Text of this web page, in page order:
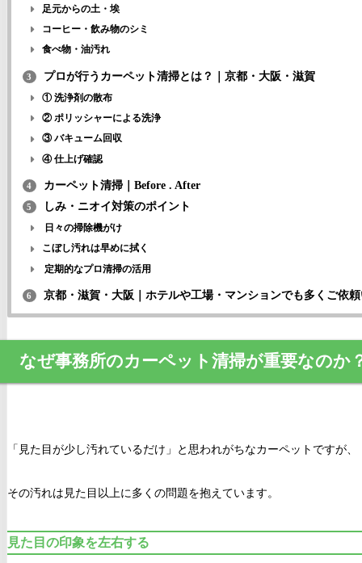
足元からの土・埃
コーヒー・飲み物のシミ
食べ物・油汚れ
3 プロが行うカーペット清掃とは？｜京都・大阪・滋賀
① 洗浄剤の散布
② ポリッシャーによる洗浄
③ バキューム回収
④ 仕上げ確認
4 カーペット清掃｜Before . After
5 しみ・ニオイ対策のポイント
日々の掃除機がけ
こぼし汚れは早めに拭く
定期的なプロ清掃の活用
6 京都・滋賀・大阪｜ホテルや工場・マンションでも多くご依
なぜ事務所のカーペット清掃が重要なのか
「見た目が少し汚れているだけ」と思われがちなカーペットですが、
その汚れは見た目以上に多くの問題を抱えています。
見た目の印象を左右する